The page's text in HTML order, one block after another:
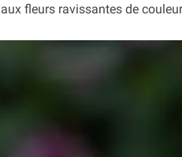
fleurs ravissantes de